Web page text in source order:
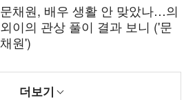
문채원, 배우 생활 안 맞았나…의
외이의 관상 풀이 결과 보니 ('문
채원')
더보기